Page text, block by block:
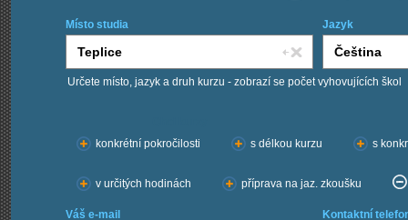
Místo studia Jazyk
Určete místo, jazyk a druh kurzu - zobrazí se počet vyhovujících škol
konkrétní pokročilosti
s délkou kurzu s
v určitých hodinách příprava na jaz. zkoušku
Váš e-mail Kontaktní